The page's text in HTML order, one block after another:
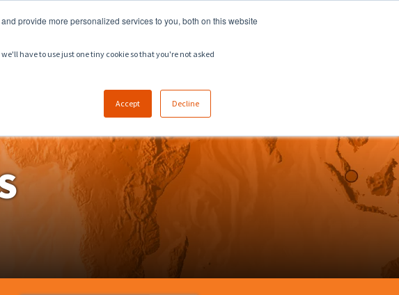
provide more personalized services to you, both on this website
have to use just one tiny cookie so that you're not asked
Accept Decline
CARRERA